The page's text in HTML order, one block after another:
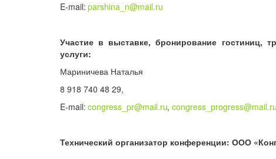
E-mail:parshina_n@mail.ru
Участие в выставке, бронирование гостиниц,
услуги:
Мариничева Наталья
8 918 740 48 29,
E-mail:congress_pr@mail.ru,congress_progress@mail.ru
Технический организатор конференции: ООО